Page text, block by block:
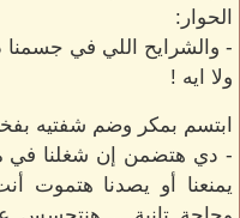
الحوار:
- والشرايح اللي في جسمنا
ولا ايه !
ابتسم بمكر وضم شفتيه
- دي هتضمن إن شغلنا
يمنعنا أو يصدنا هتموت